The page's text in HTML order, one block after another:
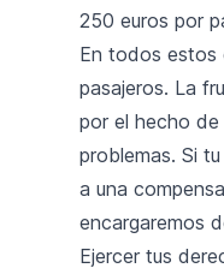
250 euros por
En todos estos
pasajeros. La
por el hecho de
problemas. Si
a una
encargaremos
Ejercer tus